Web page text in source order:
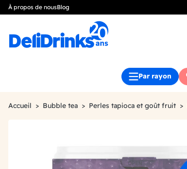
À propos de nousBlog
Par rayon
Accueil Bubble tea Perles tapioca et goût fruit